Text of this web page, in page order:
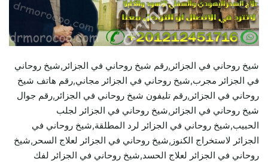
شيخ روحاني في الجزائر,رقم شيخ روحاني في الجزائر,شيخ روحاني
في الجزائر مجرب,شيخ روحاني في الجزائر مجاني,رقم هاتف شيخ
روحاني في الجزائر,رقم تليفون شيخ روحاني في الجزائر,رقم جوال
شيخ روحاني في الجزائر,شيخ روحاني في الجزائر لجلب
الحبيب,شيخ روحاني في الجزائر لرد المطلقة,شيخ روحاني في
الجزائر لاستخراج الكنوز,شيخ روحاني في الجزائر لعلاج السحر,شيخ
روحاني في الجزائر لعلاج الحسد,شيخ روحاني في الجزائر لفك